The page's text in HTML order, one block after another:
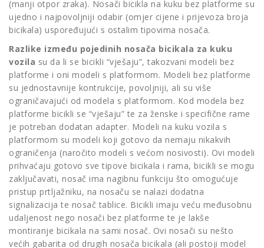
(manji otpor zraka). Nosači bicikla na kuku bez platforme su
ujedno i najpovoljniji odabir (omjer cijene i prijevoza broja
bicikala) uspoređujući s ostalim tipovima nosača.
Razlike između pojedinih nosača bicikala za kuku
vozila su da li se bicikli “vješaju”, takozvani modeli bez
platforme i oni modeli s platformom. Modeli bez platforme
su jednostavnije kontrukcije, povoljniji, ali su više
ograničavajući od modela s platformom. Kod modela bez
platforme bicikli se “vješaju” te za ženske i specifične rame
je potreban dodatan adapter. Modeli na kuku vozila s
platformom su modeli koji gotovo da nemaju nikakvih
ograničenja (naročito modeli s većom nosivosti). Ovi modeli
prihvaćaju gotovo sve tipove bicikala i rama, bicikli se mogu
zaključavati, nosač ima nagibnu funkciju što omogućuje
pristup prtljažniku, na nosaču se nalazi dodatna
signalizacija te nosač tablice. Bicikli imaju veću međusobnu
udaljenost nego nosači bez platforme te je lakše
montiranje bicikala na sami nosač. Ovi nosači su nešto
većih gabarita od drugih nosača bicikala (ali postoji model